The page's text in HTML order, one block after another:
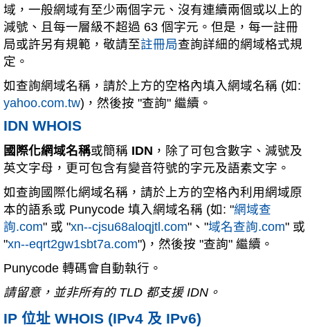
域，一般網域有至少兩個字元、沒有連續兩個或以上的
減號、且每一層級不超過 63 個字元。但是，每一註冊
局或許另有規範，敬請至註冊局查詢詳細的網域格式規
定。
如查詢網域名稱，請於上方的空格內填入網域名稱 (如:
yahoo.com.tw)，然後按 "查詢" 繼續。
IDN WHOIS
國際化網域名稱或簡稱 IDN ，除了可包含數字、減號及
英文字母，更可包含有變音符號的字元及語素文字。
如查詢國際化網域名稱，請於上方的空格內利用網域原
本的語系或 Punycode 填入網域名稱 (如: "網域查
詢.com" 或 "xn--cjsu68aloqjtl.com"、"域名查詢.com" 或
"xn--eqrt2gw1sbt7a.com")，然後按 "查詢" 繼續。
Punycode 轉碼會自動執行。
請留意，並非所有的 TLD 都支援 IDN。
IP 位址 WHOIS (IPv4 及 IPv6)